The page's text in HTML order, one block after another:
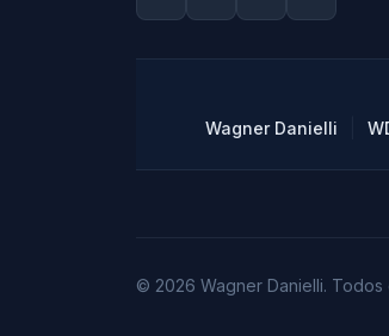
Wagner Danielli
© 2026 Wagner Danielli.